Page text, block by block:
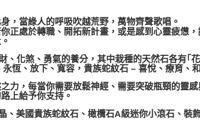
，當綠人的呼吸吹越荒野，萬物齊聲歌唱。
正處於轉職、開拓新計畫，或是感到心靈疲憊
、化煞、勇氣的養分，其中栽種的天然石各有｢
恆、放下、寬容，貴族蛇紋石 – 喜悅、療育、
力，每當你需要放鬆神經、需要突破瓶頸的靈
上給予你支持。
、美國貴族蛇紋石、橄欖石A級迷你小滾石、裝